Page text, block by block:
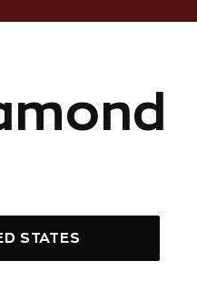
STATES
Setler Özel
0,76
37.300 TL